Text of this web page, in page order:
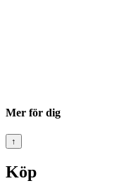
Mer för dig
↑
Köp